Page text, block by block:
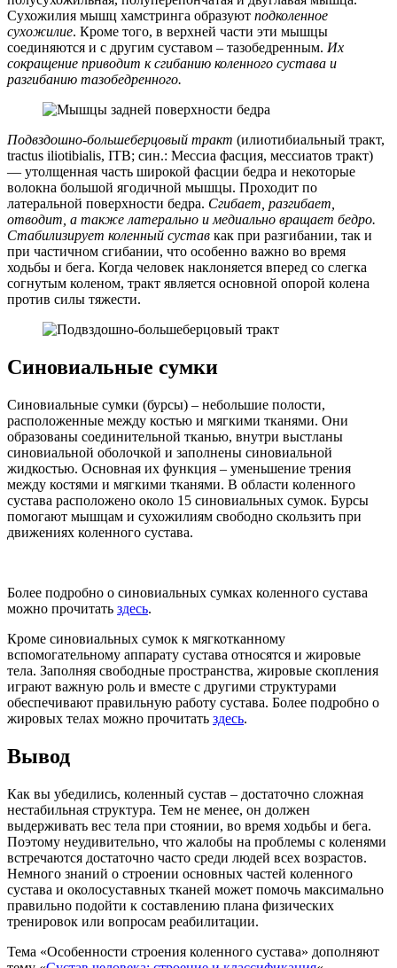
Сухожилия мышц хамстринга образуют подколенное
сухожилие. Кроме того, в верхней части эти мышцы
соединяются и с другим суставом – тазобедренным. Их
сокращение приводит к сгибанию коленного сустава и
разгибанию тазобедренного.
Подвздошно-большеберцовый тракт (илиотибиальный тракт,
tractus iliotibialis, ITB; син.: Мессиа фасция, мессиатов тракт)
— утолщенная часть широкой фасции бедра и некоторые
волокна большой ягодичной мышцы. Проходит по
латеральной поверхности бедра. Сгибает, разгибает,
отводит, а также латерально и медиально вращает бедро.
Стабилизирует коленный сустав как при разгибании, так и
при частичном сгибании, что особенно важно во время
ходьбы и бега. Когда человек наклоняется вперед со слегка
согнутым коленом, тракт является основной опорой колена
против силы тяжести.
Синовиальные сумки
Синовиальные сумки (бурсы) – небольшие полости,
расположенные между костью и мягкими тканями. Они
образованы соединительной тканью, внутри выстланы
синовиальной оболочкой и заполнены синовиальной
жидкостью. Основная их функция – уменьшение трения
между костями и мягкими тканями. В области коленного
сустава расположено около 15 синовиальных сумок. Бурсы
помогают мышцам и сухожилиям свободно скользить при
движениях коленного сустава.
Более подробно о синовиальных сумках коленного сустава
можно прочитать здесь.
Кроме синовиальных сумок к мягкотканному
вспомогательному аппарату сустава относятся и жировые
тела. Заполняя свободные пространства, жировые скопления
играют важную роль и вместе с другими структурами
обеспечивают правильную работу сустава. Более подробно о
жировых телах можно прочитать здесь.
Вывод
Как вы убедились, коленный сустав – достаточно сложная
нестабильная структура. Тем не менее, он должен
выдерживать вес тела при стоянии, во время ходьбы и бега.
Поэтому неудивительно, что жалобы на проблемы с коленями
встречаются достаточно часто среди людей всех возрастов.
Немного знаний о строении основных частей коленного
сустава и околосуставных тканей может помочь максимально
правильно подойти к составлению плана физических
тренировок или вопросам реабилитации.
Тема «Особенности строения коленного сустава» дополняют